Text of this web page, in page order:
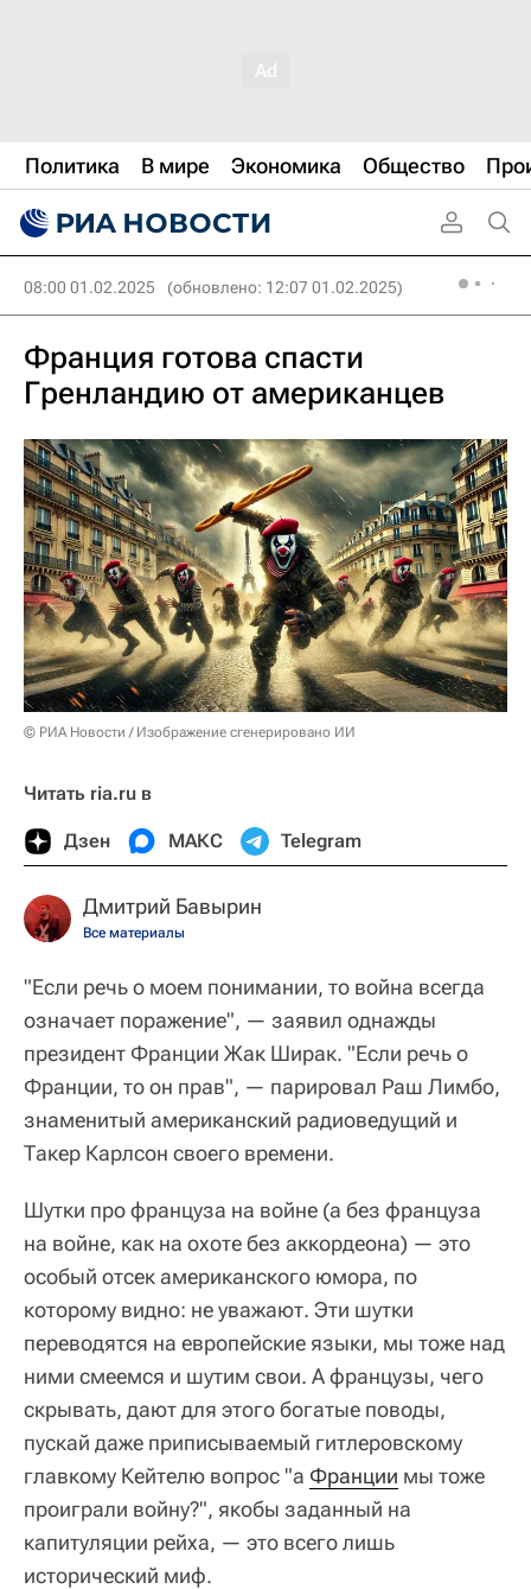
Политика В мире Экономика Общество
08:00 01.02.2025 (обновлено: 12:07 01.02.2025)
Франция готова спасти
Гренландию от американцев
© РИА Новости / Изображение сгенерировано ИИ
Читать ria.ru в
Дзен МАКС Telegram
Дмитрий Бавырин
Все материалы
"Если речь о моем понимании, то война всегда
означает поражение", — заявил однажды
президент Франции Жак Ширак. "Если речь о
Франции, то он прав", — парировал Раш Лимбо,
знаменитый американский радиоведущий и
Такер Карлсон своего времени.
Шутки про француза на войне (а без француза
на войне, как на охоте без аккордеона) — это
особый отсек американского юмора, по
которому видно: не уважают. Эти шутки
переводятся на европейские языки, мы тоже над
ними смеемся и шутим свои. А французы, чего
скрывать, дают для этого богатые поводы,
пускай даже приписываемый гитлеровскому
главкому Кейтелю вопрос "а Франции мы тоже
проиграли войну?", якобы заданный на
капитуляции рейха, — это всего лишь
исторический миф.